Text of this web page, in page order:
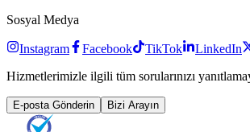
Sosyal Medya
Instagram Facebook TikTok LinkedIn
Hizmetlerimizle ilgili tüm sorularınızı
E-posta Gönderin Bizi Arayın